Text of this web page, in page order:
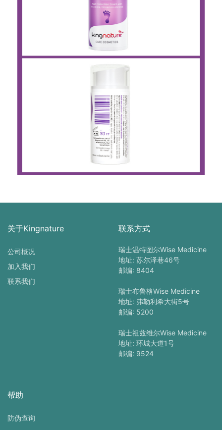
关于Kingnature
公司概况
加入我们
联系我们
联系方式
瑞士温特图尔Wise Medicine
地址: 苏尔泽巷46号
邮编: 8404
瑞士布鲁格Wise Medicine
地址: 弗勒利希大街5号
邮编: 5200
瑞士祖兹维尔Wise Medicine
地址: 环城大道1号
邮编: 9524
帮助
防伪查询